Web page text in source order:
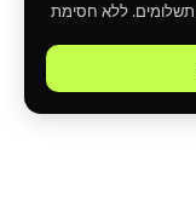
קח אופניים חשמליים היום. שלם בנוחות עד 36 תשלומים. ללא חסימת